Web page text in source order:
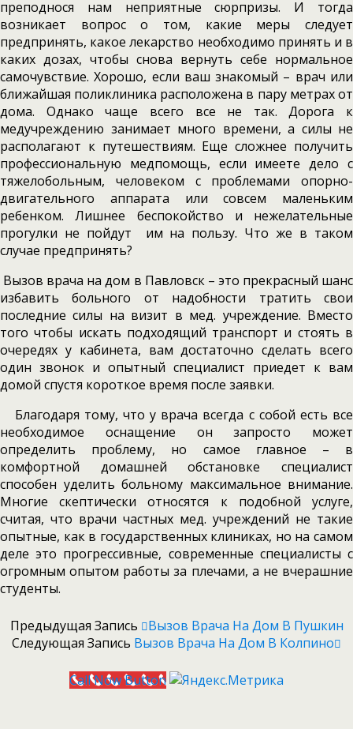
преподнося нам неприятные сюрпризы. И тогда
возникает вопрос о том, какие меры следует
предпринять, какое лекарство необходимо принять и в
каких дозах, чтобы снова вернуть себе нормальное
самочувствие. Хорошо, если ваш знакомый – врач или
ближайшая поликлиника расположена в пару метрах от
дома. Однако чаще всего все не так. Дорога к
медучреждению занимает много времени, а силы не
располагают к путешествиям. Еще сложнее получить
профессиональную медпомощь, если имеете дело с
тяжелобольным, человеком с проблемами опорно-
двигательного аппарата или совсем маленьким
ребенком. Лишнее беспокойство и нежелательные
прогулки не пойдут им на пользу. Что же в таком
случае предпринять?
Вызов врача на дом в Павловск – это прекрасный шанс
избавить больного от надобности тратить свои
последние силы на визит в мед. учреждение. Вместо
того чтобы искать подходящий транспорт и стоять в
очередях у кабинета, вам достаточно сделать всего
один звонок и опытный специалист приедет к вам
домой спустя короткое время после заявки.
Благодаря тому, что у врача всегда с собой есть все
необходимое оснащение он запросто может
определить проблему, но самое главное – в
комфортной домашней обстановке специалист
способен уделить больному максимальное внимание.
Многие скептически относятся к подобной услуге,
считая, что врачи частных мед. учреждений не такие
опытные, как в государственных клиниках, но на самом
деле это прогрессивные, современные специалисты с
огромным опытом работы за плечами, а не вчерашние
студенты.
Предыдущая Запись
Вызов Врача На Дом В Пушкин
Следующая Запись Вызов Врача На Дом В Колпино
Call Now Button